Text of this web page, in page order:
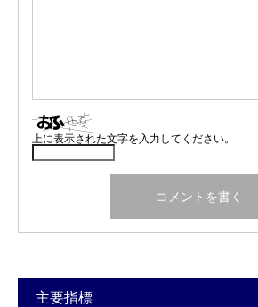
上に表示された文字を入力してください。
主要指標